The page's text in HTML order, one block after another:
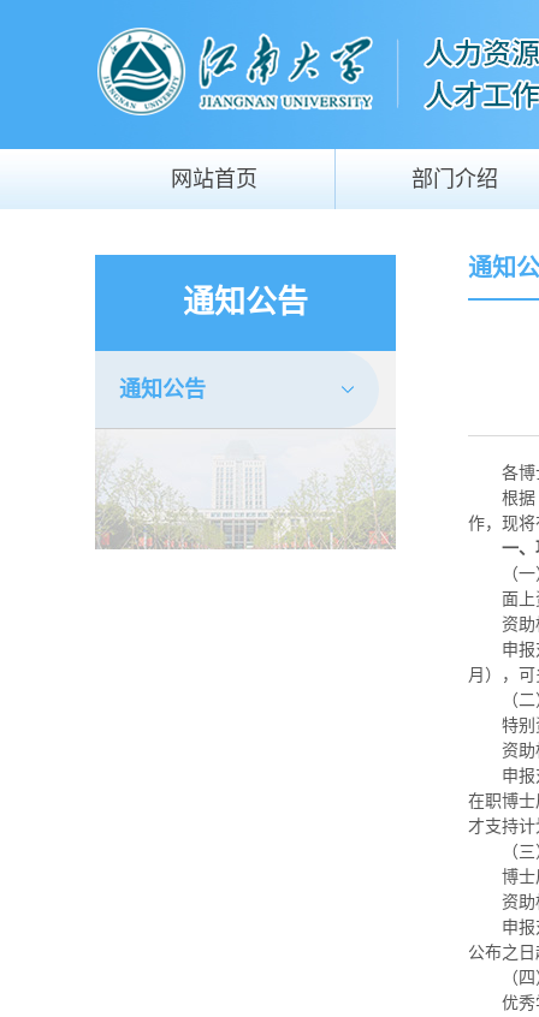
网站首页 部门介绍
通知公告
通知公告
通知
各博
根据
作，现
一、
（
面
资助
申
月），
（
特别
资助
申
在职博
才支持
（
博士
资助
申
公布之
（
优秀